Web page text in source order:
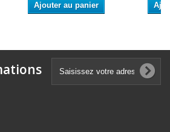
Ajouter au panier